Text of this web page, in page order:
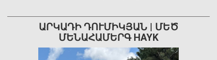
ԱՐԿԱԴԻ ԴՈՒՄԻԿՅԱՆ | ՄԵԾ
ՄԵՆԱՀԱՄԵՐԳ HAYK